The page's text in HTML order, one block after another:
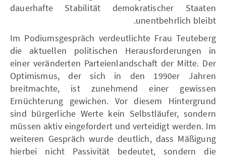
dauerhafte Stabilität demokratischer Staaten
unentbehrlich bleibt.
Im Podiumsgespräch verdeutlichte Frau Teuteberg
die aktuellen politischen Herausforderungen in
einer veränderten Parteienlandschaft der Mitte. Der
Optimismus, der sich in den 1990er Jahren
breitmachte, ist zunehmend einer gewissen
Ernüchterung gewichen. Vor diesem Hintergrund
sind bürgerliche Werte kein Selbstläufer, sondern
müssen aktiv eingefordert und verteidigt werden. Im
weiteren Gespräch wurde deutlich, dass Mäßigung
hierbei nicht Passivität bedeutet, sondern die